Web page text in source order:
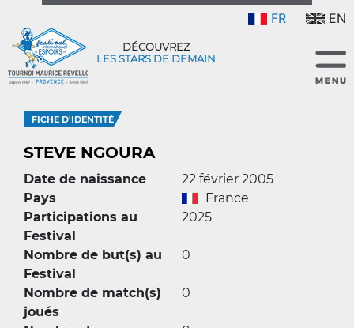
FR EN
DÉCOUVREZ
LES STARS DE DEMAIN
FICHE D'IDENTITÉ
STEVE NGOURA
Date de naissance
22 février 2005
Pays
France
Participations au
Festival
2025
Nombre de but(s) au
Festival
0
Nombre de match(s)
joués
0